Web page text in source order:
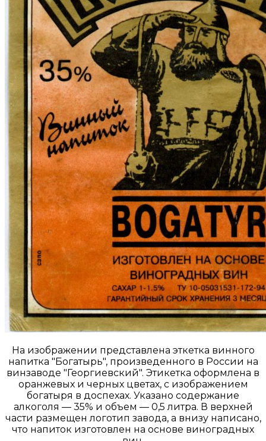
На изображении представлена эткетка винного
напитка "Богатырь", произведенного в России на
винзаводе "Георгиевский". Этикетка оформлена в
оранжевых и черных цветах, с изображением
богатыря в доспехах. Указано содержание
алкоголя — 35% и объем — 0,5 литра. В верхней
части размещен логотип завода, а внизу написано,
что напиток изготовлен на основе виноградных